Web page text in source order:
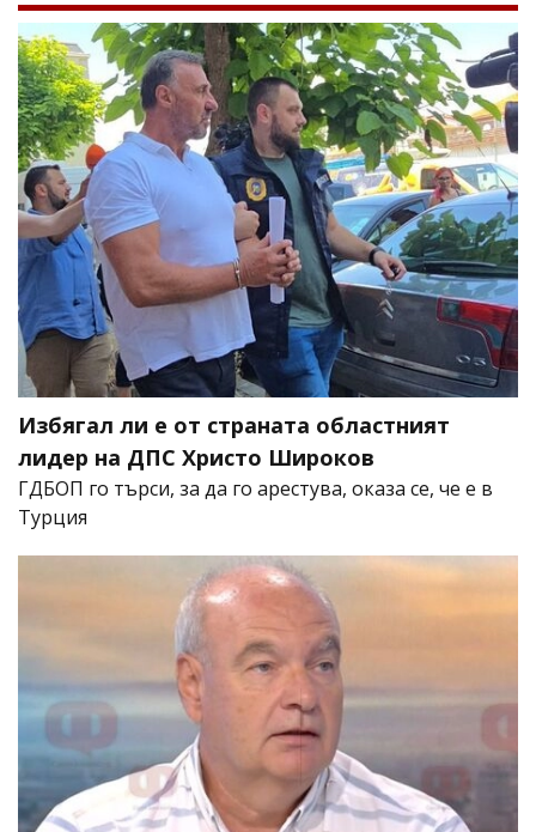
Избягал ли е от страната областният
лидер на ДПС Христо Широков
ГДБОП го търси, за да го арестува, оказа се, че е в
Турция